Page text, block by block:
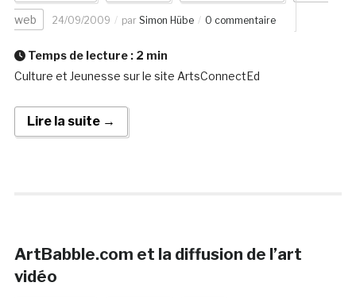
web 24/09/2009 par Simon Hübe 0 commentaire
Temps de lecture : 2 min
Culture et Jeunesse sur le site ArtsConnectEd
Lire la suite →
ArtBabble.com et la diffusion de l’art
vidéo